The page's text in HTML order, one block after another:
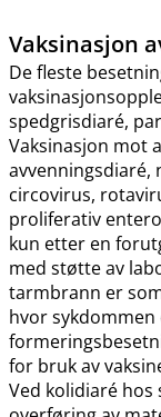
Vaksinasjon
De fleste
spedgrisdiaré,
Vaksinasjon mot
avvenningsdiaré,
circovirus,
proliferativ
kun etter en
med støtte av
tarmbrann er
hvor
for bruk av
Ved kolidiaré hos